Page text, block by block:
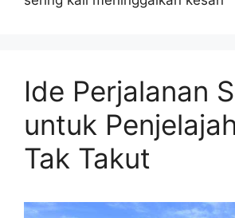
Ide Perjalanan
untuk
Tak Takut